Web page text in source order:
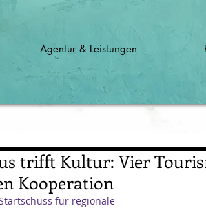
Agentur & Leistungen
trifft Kultur: Vier
Kooperation
für regionale